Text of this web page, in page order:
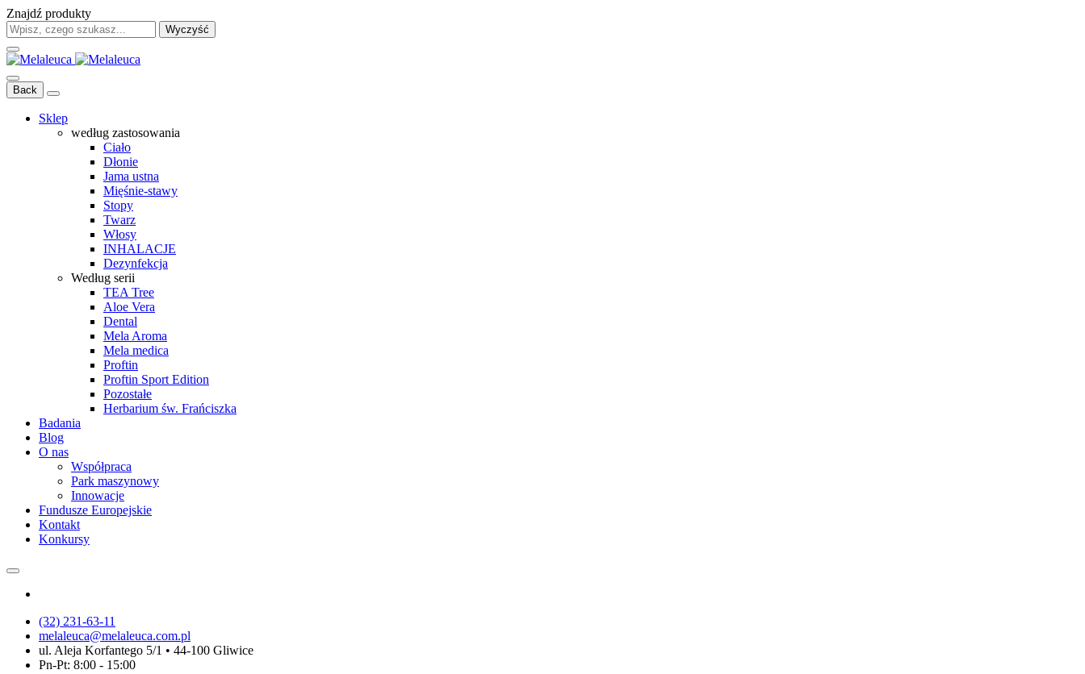
Znajdź produkty
Wyczyść
Back
Sklep
według zastosowania
Ciało
Dłonie
Jama ustna
Mięśnie-stawy
Stopy
Twarz
Włosy
INHALACJE
Dezynfekcja
Według serii
TEA Tree
Aloe Vera
Dental
Mela Aroma
Mela medica
Proftin
Proftin Sport Edition
Pozostałe
Herbarium św. Frańciszka
Badania
Blog
O nas
Współpraca
Park maszynowy
Innowacje
Fundusze Europejskie
Kontakt
Konkursy
(32) 231-63-11
melaleuca@melaleuca.com.pl
ul. Aleja Korfantego 5/1 • 44-100 Gliwice
Pn-Pt: 8:00 - 15:00